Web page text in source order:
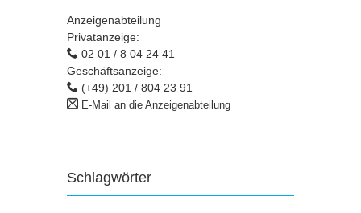
Anzeigenabteilung
Privatanzeige:
02 01 / 8 04 24 41
Geschäftsanzeige:
(+49) 201 / 804 23 91
E-Mail an die Anzeigenabteilung
Schlagwörter